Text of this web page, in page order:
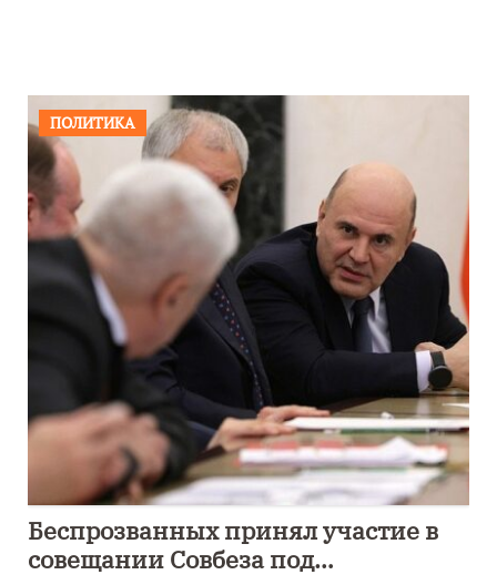
ПОЛИТИКА
Беспрозванных принял участие в
совещании Совбеза под